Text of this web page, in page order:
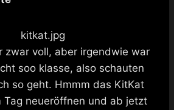
zwar voll, aber irgendwie war
soo klasse, also schauten
so geht. Hmmm das KitKat
Tag neueröffnen und ab jetzt